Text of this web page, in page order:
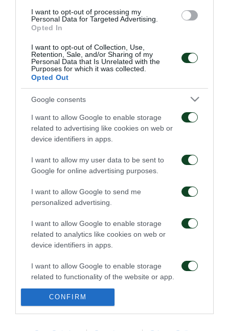
I want to opt-out of processing my
Personal Data for Targeted Advertising.
Opted In
I want to opt-out of Collection, Use,
Retention, Sale, and/or Sharing of my
Personal Data that Is Unrelated with the
Purposes for which it was collected.
Opted Out
Google consents
I want to allow Google to enable storage
related to advertising like cookies on web or
device identifiers in apps.
I want to allow my user data to be sent to
Google for online advertising purposes.
I want to allow Google to send me
personalized advertising.
I want to allow Google to enable storage
related to analytics like cookies on web or
device identifiers in apps.
I want to allow Google to enable storage
related to functionality of the website or app.
I want to allow Google to enable storage
related to personalization.
CONFIRM
ΑΓΩΝΙΣΤΙΚΑ
Τακτική και κυκλοφορία
της μπάλας
08/08/2026
Πρώτη προπόνηση για
06/08/2026
Σόφια
05/08/2026
Η ευρωπαϊκή λίστα για
τα παιχνίδια με την
ΤΣΣΚΑ 1948